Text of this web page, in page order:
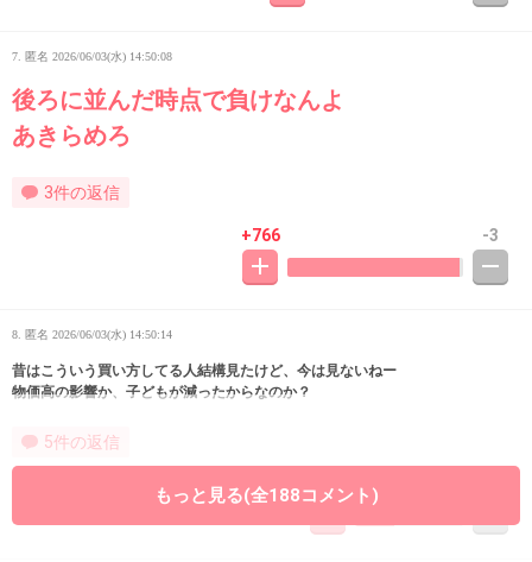
7. 匿名 2026/06/03(水) 14:50:08
後ろに並んだ時点で負けなんよ
あきらめろ
3件の返信
+766 -3
8. 匿名 2026/06/03(水) 14:50:14
昔はこういう買い方してる人結構見たけど、今は見ないねー
物価高の影響か、子どもが減ったからなのか？
5件の返信
+19
もっと見る(全188コメント)